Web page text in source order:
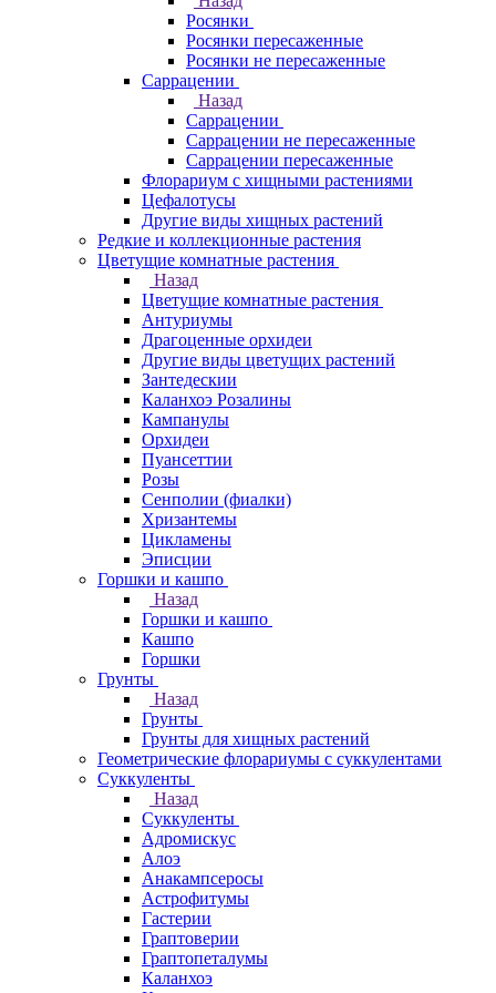
Росянки
Росянки пересаженные
Росянки не пересаженные
Саррацении
Назад
Саррацении
Саррацении не пересаженные
Саррацении пересаженные
Флорариум с хищными растениями
Цефалотусы
Другие виды хищных растений
Редкие и коллекционные растения
Цветущие комнатные растения
Назад
Цветущие комнатные растения
Антуриумы
Драгоценные орхидеи
Другие виды цветущих растений
Зантедескии
Каланхоэ Розалины
Кампанулы
Орхидеи
Пуансеттии
Розы
Сенполии (фиалки)
Хризантемы
Цикламены
Эписции
Горшки и кашпо
Назад
Горшки и кашпо
Кашпо
Горшки
Грунты
Назад
Грунты
Грунты для хищных растений
Геометрические флорариумы с суккулентами
Суккуленты
Назад
Суккуленты
Адромискус
Алоэ
Анакампсеросы
Астрофитумы
Гастерии
Граптоверии
Граптопеталумы
Каланхоэ